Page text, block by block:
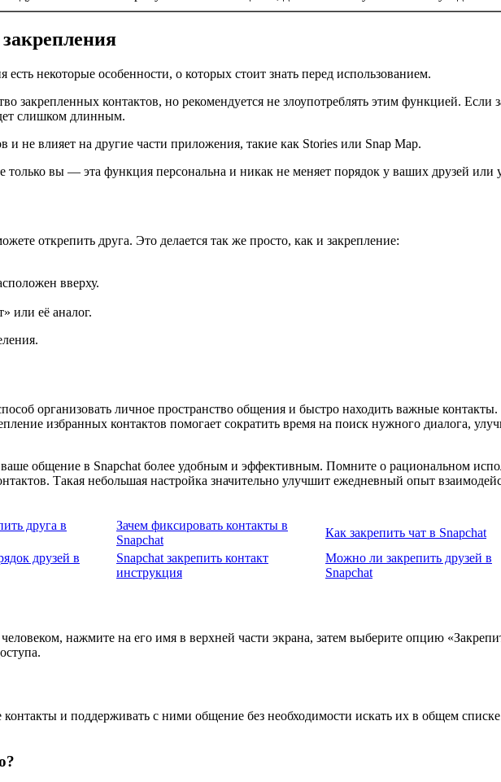
некоторые особенности, о которых стоит знать перед использованием.
закрепленных контактов, но рекомендуется не злоупотреблять этим функцией.
слишком длинным.
и не влияет на другие части приложения, такие как Stories или Snap Map.
только вы — эта функция персональна и никак не меняет порядок у ваших друзей или
открепить друга. Это делается так же просто, как и закрепление:
вверху.
или её аналог.
организовать личное пространство общения и быстро находить важные
избранных контактов помогает сократить время на поиск нужного диалога,
ваше общение в Snapchat более удобным и эффективным. Помните о рациональном
Такая небольшая настройка значительно улучшит ежедневный опыт
друга в
Зачем фиксировать контакты в
Snapchat
Как закрепить чат в Snapchat
друзей в
Snapchat закрепить контакт
инструкция
Можно ли закрепить друзей в
Snapchat
нажмите на его имя в верхней части экрана, затем выберите опцию
и поддерживать с ними общение без необходимости искать их в общем